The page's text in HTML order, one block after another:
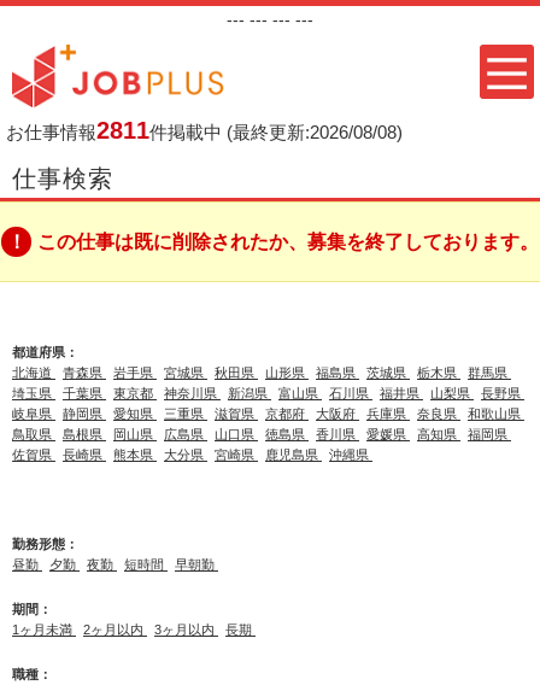
--- --- --- ---
お仕事情報2811件掲載中 (最終更新:2026/08/08)
仕事検索
この仕事は既に削除されたか、募集を終了しております。
都道府県：
北海道
青森県 岩手県 宮城県 秋田県 山形県 福島県 茨城県 栃木県
群馬県
埼玉県
千葉県 東京都 神奈川県 新潟県 富山県 石川県 福井県 山梨県
長野県
岐阜県
静岡県 愛知県 三重県 滋賀県 京都府 大阪府 兵庫県 奈良県
和歌山県
鳥取県
島根県 岡山県 広島県 山口県 徳島県 香川県 愛媛県 高知県
福岡県
佐賀県
長崎県 熊本県 大分県 宮崎県 鹿児島県 沖縄県
勤務形態：
昼勤
夕勤 夜勤 短時間 早朝勤
期間：
1ヶ月未満
2ヶ月以内 3ヶ月以内 長期
職種：